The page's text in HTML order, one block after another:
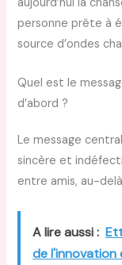
personne prête à
source d’ondes
Quel est le
d’abord ?
Le message
sincère et
entre amis, au-
A lire aussi :
de l'innovation